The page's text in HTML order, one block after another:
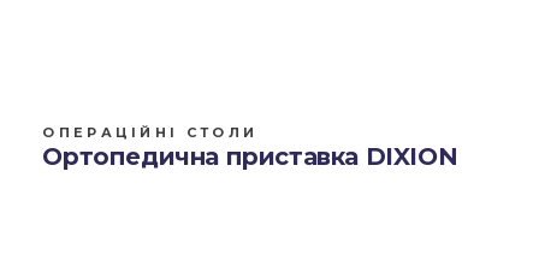
ОПЕРАЦІЙНІ СТОЛИ
Ортопедична приставка DIXION